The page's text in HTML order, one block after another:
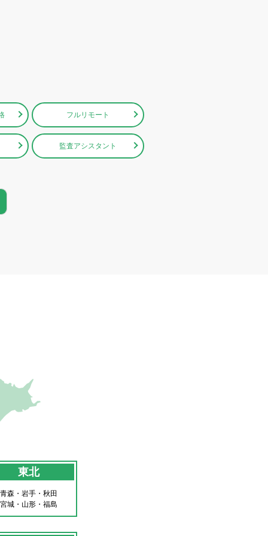
フルリモート
監査アシスタント
東北
青森・岩手・秋田
宮城・山形・福島